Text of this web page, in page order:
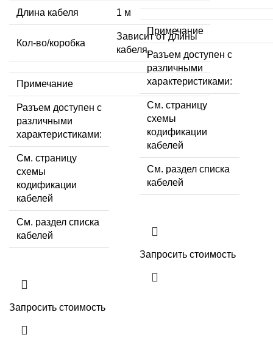
Длина кабеля 1 м
Кол-во/коробка
Зависит от длины
кабеля.
Примечание
Разъем доступен с
различными
характеристиками:
См. страницу
схемы
кодификации
кабелей
См. раздел списка
кабелей
Запросить стоимость
Примечание
Разъем доступен с
различными
характеристиками:
См. страницу
схемы
кодификации
кабелей
См. раздел списка
кабелей
Запросить стоимость